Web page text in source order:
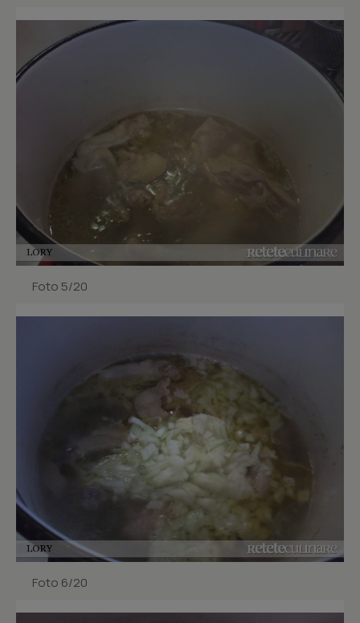
Foto 5/20
Foto 6/20